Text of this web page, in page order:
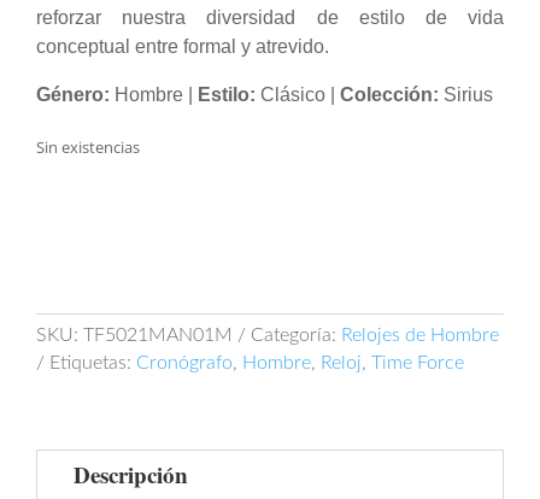
reforzar nuestra diversidad de estilo de vida
conceptual entre formal y atrevido.
Género: Hombre | Estilo: Clásico | Colección: Sirius
Sin existencias
SKU: TF5021MAN01M Categoría: Relojes de Hombre
Etiquetas: Cronógrafo, Hombre, Reloj, Time Force
Descripción